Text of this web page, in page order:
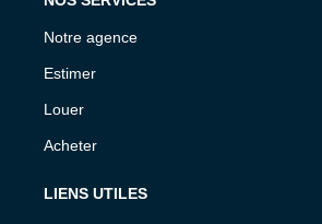
Notre agence
Estimer
Louer
Acheter
LIENS UTILES